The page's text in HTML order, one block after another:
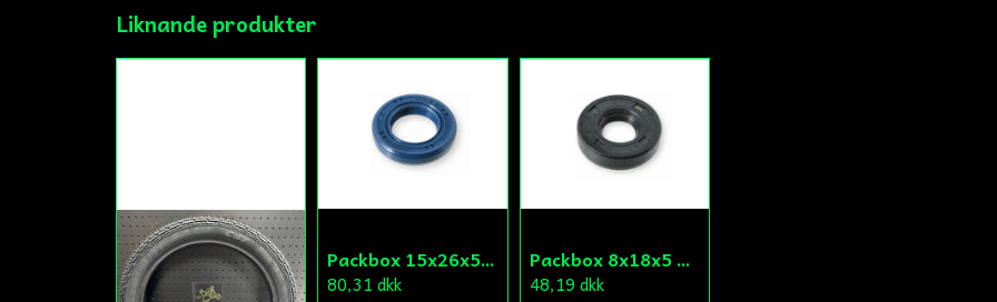
Liknande produkter
Packbox 15x26x5 Kick Aprilia/Derbi/Gilera (original)
80,31 dkk
Packbox 8x18x5 Vattenpump Aprilia/Derbi/Gilera (original)
48,19 dkk